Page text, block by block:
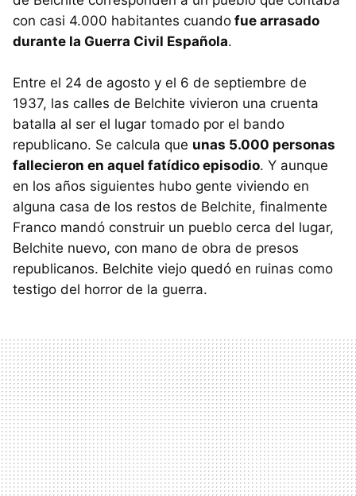
con casi 4.000 habitantes cuando fue arrasado
durante la Guerra Civil Española.
Entre el 24 de agosto y el 6 de septiembre de
1937, las calles de Belchite vivieron una cruenta
batalla al ser el lugar tomado por el bando
republicano. Se calcula que unas 5.000 personas
fallecieron en aquel fatídico episodio. Y aunque
en los años siguientes hubo gente viviendo en
alguna casa de los restos de Belchite, finalmente
Franco mandó construir un pueblo cerca del lugar,
Belchite nuevo, con mano de obra de presos
republicanos. Belchite viejo quedó en ruinas como
testigo del horror de la guerra.